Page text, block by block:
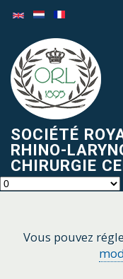
SOCIÉTÉ
RHINO-
CHIRURGIE
Vous pouvez